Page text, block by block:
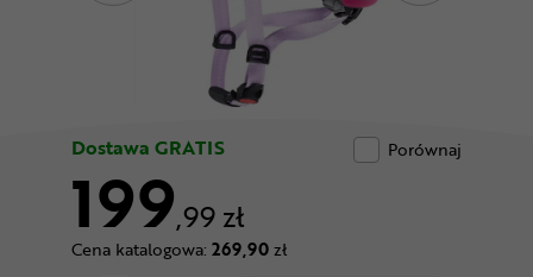
Dostawa GRATIS Porównaj
199,99 zł
Cena katalogowa: 269,90zł